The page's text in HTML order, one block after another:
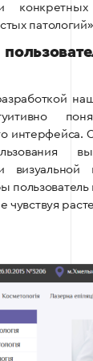
интерфейса.
и
чувствуя